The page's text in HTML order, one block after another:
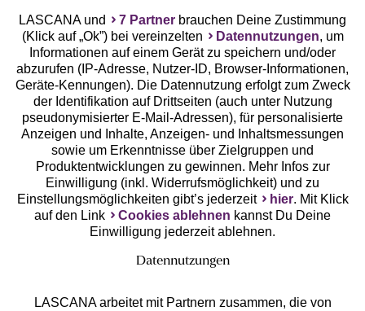
Geprüfte Sicherheit
Unsere Apps
LASCANA und 7 Partner brauchen Deine Zustimmung
(Klick auf „Ok”) bei vereinzelten
Datennutzungen, um
Informationen auf einem Gerät zu speichern und/oder
abzurufen (IP-Adresse, Nutzer-ID, Browser-Informationen,
Geräte-Kennungen). Die Datennutzung erfolgt zum Zweck
der Identifikation auf Drittseiten (auch unter Nutzung
pseudonymisierter E-Mail-Adressen), für personalisierte
Anzeigen und Inhalte, Anzeigen- und Inhaltsmessungen
sowie um Erkenntnisse über Zielgruppen und
Produktentwicklungen zu gewinnen. Mehr Infos zur
Einwilligung (inkl. Widerrufsmöglichkeit) und zu
Einstellungsmöglichkeiten gibt’s jederzeit
hier. Mit Klick
auf den Link
Cookies ablehnen kannst Du Deine
Einwilligung jederzeit ablehnen.
Datennutzungen
LASCANA arbeitet mit Partnern zusammen, die von